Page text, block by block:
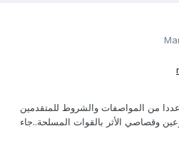
من المواصفات والشروط للمتقدمين
وقصاصي الأثر بالقوات المسلحة..جاء